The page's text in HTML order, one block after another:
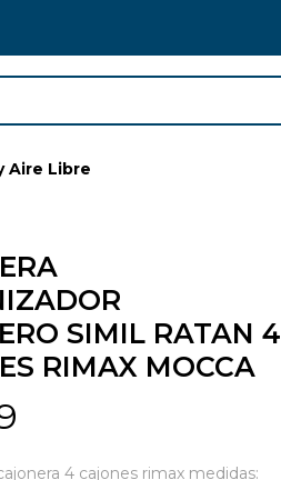
Aire Libre
SIMIL RATAN 4
RIMAX MOCCA
4 cajones rimax medidas: